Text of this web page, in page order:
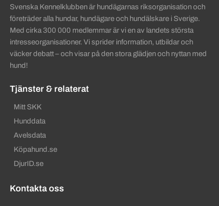
Svenska Kennelklubben är hundägarnas riksorganisation och
företräder alla hundar, hundägare och hundälskare i Sverige.
Med cirka 300 000 medlemmar är vi en av landets största
intresseorganisationer. Vi sprider information, utbildar och
väcker debatt – och visar på den stora glädjen och nyttan med
hund!
Tjänster & relaterat
Mitt SKK
Hunddata
Avelsdata
Köpahund.se
DjurID.se
Kontakta oss